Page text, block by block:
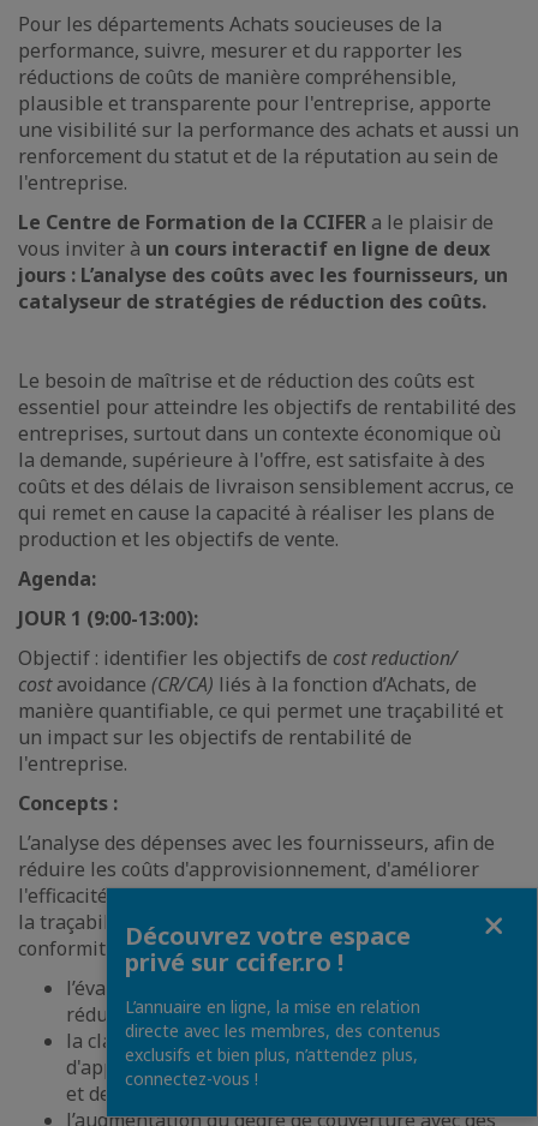
Pour les départements Achats soucieuses de la
performance, suivre, mesurer et du rapporter les
réductions de coûts de manière compréhensible,
plausible et transparente pour l'entreprise, apporte
une visibilité sur la performance des achats et aussi un
renforcement du statut et de la réputation au sein de
l'entreprise.
Le Centre de Formation de la CCIFER a le plaisir de
vous inviter à un cours interactif en ligne de deux
jours : L’analyse des coûts avec les fournisseurs, un
catalyseur de stratégies de réduction des coûts.
Le besoin de maîtrise et de réduction des coûts est
essentiel pour atteindre les objectifs de rentabilité des
entreprises, surtout dans un contexte économique où
la demande, supérieure à l'offre, est satisfaite à des
coûts et des délais de livraison sensiblement accrus, ce
qui remet en cause la capacité à réaliser les plans de
production et les objectifs de vente.
Agenda:
JOUR 1 (9:00-13:00):
Objectif : identifier les objectifs de cost reduction/
costavoidance (CR/CA) liés à la fonction d’Achats, de
manière quantifiable, ce qui permet une traçabilité et
un impact sur les objectifs de rentabilité de
l'entreprise.
Concepts :
L’analyse des dépenses avec les fournisseurs, afin de
réduire les coûts d'approvisionnement, d'améliorer
l'efficacité des activités d'approvisionnement, d'assurer
la traçabilité des CR/CA dans le profit et de surveiller la
conformité, à travers :
l’évaluation du potentiel et des opportunités de
réduction des coûts ;
la classification des dépenses
d'approvisionnement, des dépenses procurables
et des dépenses non autorisées ;
l’augmentation du degré de couverture avec des
Découvrez votre espace
privé sur ccifer.ro !
L’annuaire en ligne, la mise en relation
directe avec les membres, des contenus
exclusifs et bien plus, n’attendez plus,
connectez-vous !